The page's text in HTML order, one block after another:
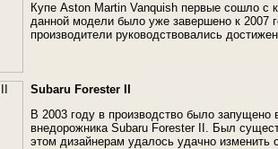
Купе Aston Martin Vanquish первые сошло с
данной модели было уже завершено к 2007
производители руководствовались
Subaru Forester II
В 2003 году в производство было запущено
внедорожника Subaru Forester II. Был
этом дизайнерам удалось удачно